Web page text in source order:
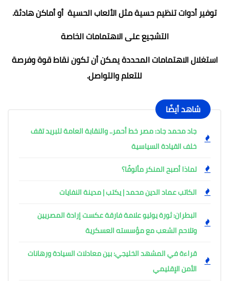
توفير أدوات تنظيم حسية مثل الألعاب الحسية أو أماكن هادئة.
التشجيع على الاهتمامات الخاصة
استغلال الاهتمامات المحددة يمكن أن تكون نقاط قوة وفرصة
للتعلم والتواصل.
شاهد أيضًا
جاد محمد جاد: مصر خط أحمر.. والنقابة العامة للبريد تقف
خلف القيادة السياسية
لماذا أصبح المنكر مألوفًا؟
الكاتب عماد الدين محمد | يكتب | مدينة النفايات
البطران: ثورة يوليو علامة فارقة عكست إرادة المصريين
وتلاحم الشعب مع مؤسسته العسكرية
قراءة في المشهد الخليجي: بين معادلات السيادة ورهانات
الأمن الإقليمي